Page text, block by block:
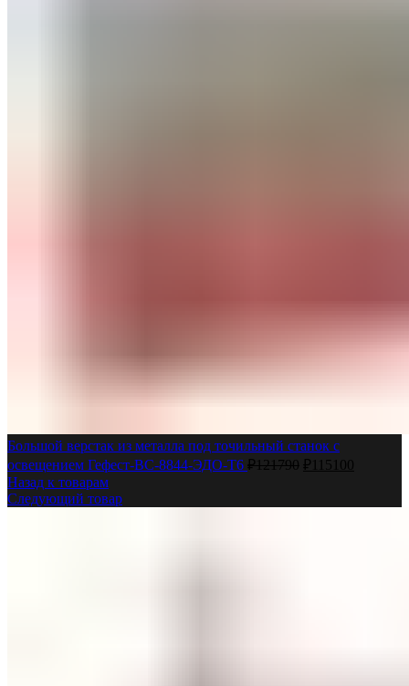
Большой верстак из металла под точильный станок с
освещением Гефест-ВС-8844-ЭДО-T6 ₽121790 ₽ 115100
Назад к товарам
Следующий товар